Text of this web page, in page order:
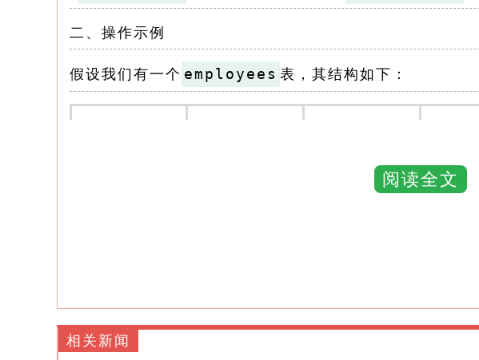
二、操作示例
假设我们有一个​ ​employees​ ​表，其结构如下：
...
ALTERTABLEemployees
阅读全文
相关新闻